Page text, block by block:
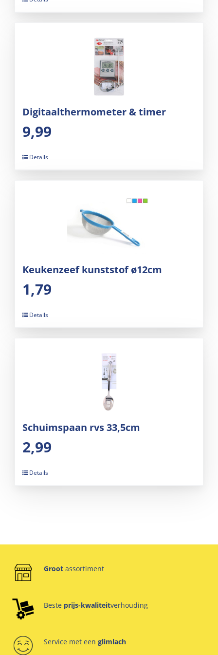
Digitaalthermometer & timer
9,99
Details
Keukenzeef kunststof ø12cm
1,79
Details
Schuimspaan rvs 33,5cm
2,99
Details
Groot assortiment
Beste prijs-kwaliteitverhouding
Service met een glimlach